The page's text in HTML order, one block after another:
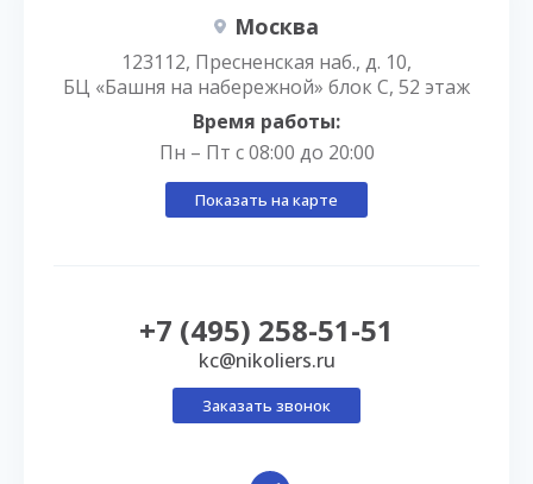
Москва
123112, Пресненская наб., д. 10,
БЦ «Башня на набережной» блок С, 52 этаж
Время работы:
Пн – Пт с 08:00 до 20:00
Показать на карте
+7 (495) 258-51-51
kc@nikoliers.ru
Заказать звонок